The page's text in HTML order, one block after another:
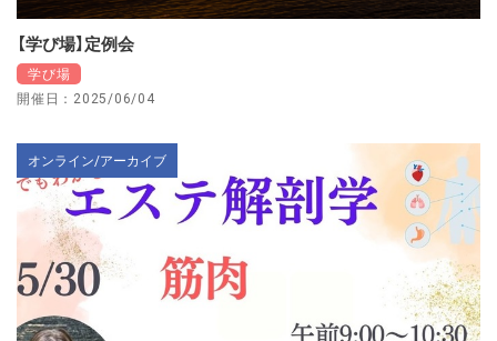
【学び場】定例会
学び場
開催日：2025/06/04
オンライン/アーカイブ